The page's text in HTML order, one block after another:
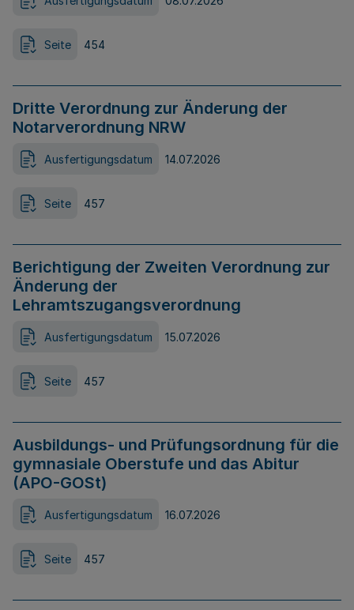
Seite 454
Dritte Verordnung zur Änderung der
Notarverordnung NRW
Ausfertigungsdatum 14.07.2026
Seite 457
Berichtigung der Zweiten Verordnung zur
Änderung der
Lehramtszugangsverordnung
Ausfertigungsdatum 15.07.2026
Seite 457
Ausbildungs- und Prüfungsordnung für die
gymnasiale Oberstufe und das Abitur
(APO-GOSt)
Ausfertigungsdatum 16.07.2026
Seite 457